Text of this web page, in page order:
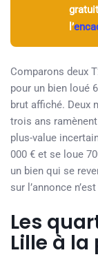
l’
Comparons deux
pour un bien loué
brut affiché. Deux
trois ans
plus-value
000 € et se loue
un bien qui se
sur l’annonce
Les
Lille à la